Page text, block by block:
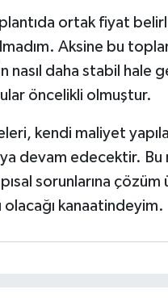
ortak fiyat
Aksine bu
nasıl daha stabil hale
öncelikli olmuştur.
kendi maliyet
devam edecektir. Bu
sorunlarına
olacağı kanaatindeyim.